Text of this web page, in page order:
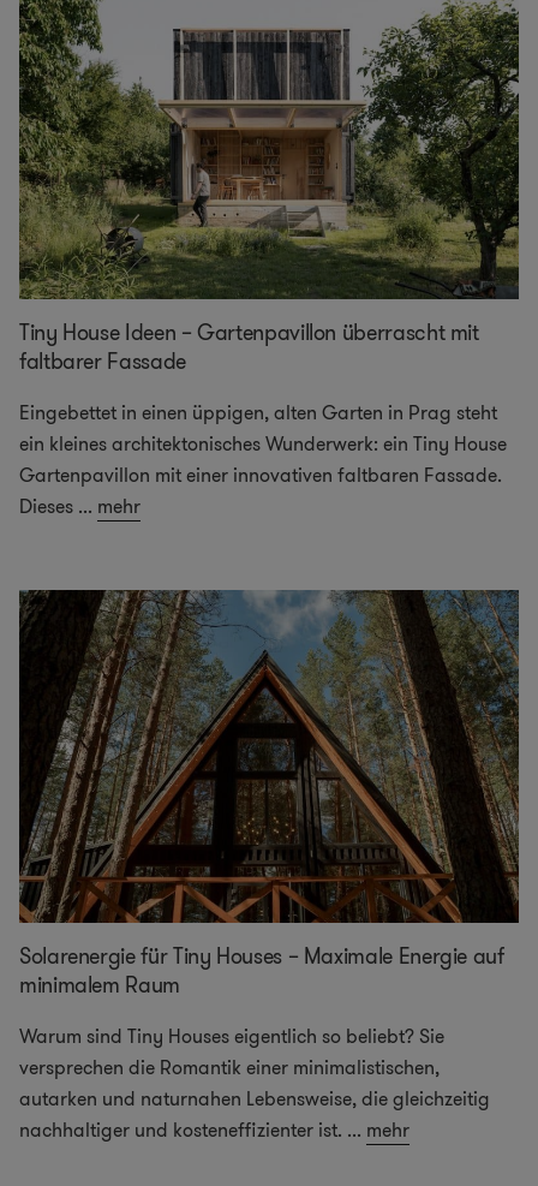
Tiny House Ideen – Gartenpavillon überrascht mit
faltbarer Fassade
Eingebettet in einen üppigen, alten Garten in Prag steht
ein kleines architektonisches Wunderwerk: ein Tiny House
Gartenpavillon mit einer innovativen faltbaren Fassade.
Dieses ... mehr
Solarenergie für Tiny Houses – Maximale Energie auf
minimalem Raum
Warum sind Tiny Houses eigentlich so beliebt? Sie
versprechen die Romantik einer minimalistischen,
autarken und naturnahen Lebensweise, die gleichzeitig
nachhaltiger und kosteneffizienter ist. ... mehr